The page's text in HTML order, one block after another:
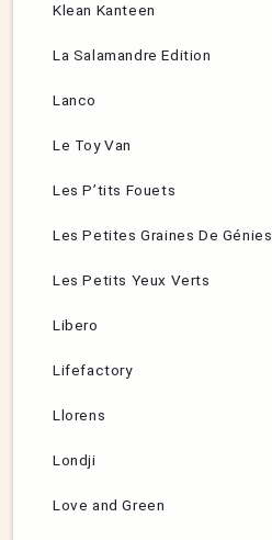
Klean Kanteen
La Salamandre Edition
Lanco
Le Toy Van
Les P’tits Fouets
Les Petites Graines De Génies
Les Petits Yeux Verts
Libero
Lifefactory
Llorens
Londji
Love and Green